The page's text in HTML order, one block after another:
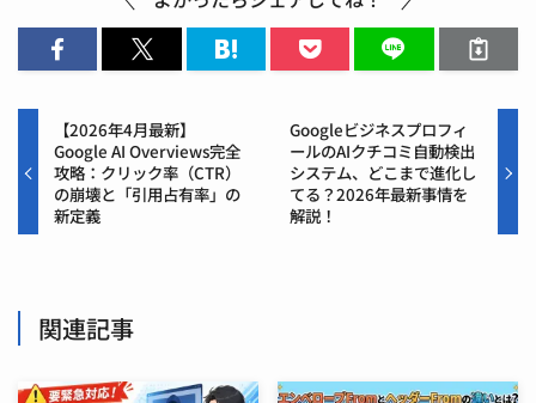
【2026年4月最新】
Google AI Overviews完全
攻略：クリック率（CTR）
の崩壊と「引用占有率」の
新定義
Googleビジネスプロフィ
ールのAIクチコミ自動検出
システム、どこまで進化し
てる？2026年最新事情を
解説！
関連記事